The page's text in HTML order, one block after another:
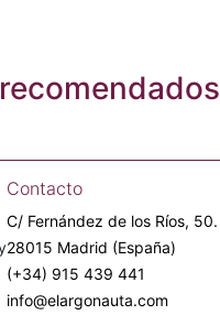
Contacto
C/ Fernández de los Ríos, 50.
28015 Madrid (España)
(+34) 915 439 441
info@elargonauta.com